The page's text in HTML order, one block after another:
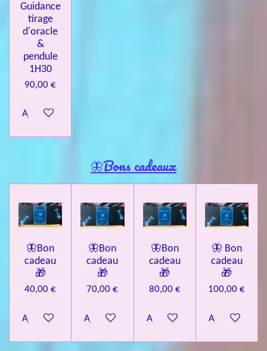
Guidance
tirage
d'oracle
&
pendule
1H30
90,00 €
Ajouter au panier
🦋Bons cadeaux
🦋Bon
cadeau
🎁
40,00 €
Ajouter au panier
🦋Bon
cadeau
🎁
70,00 €
Ajouter au panier
🦋Bon
cadeau
🎁
80,00 €
Ajouter au panier
🦋 Bon
cadeau
🎁
100,00 €
Ajouter au